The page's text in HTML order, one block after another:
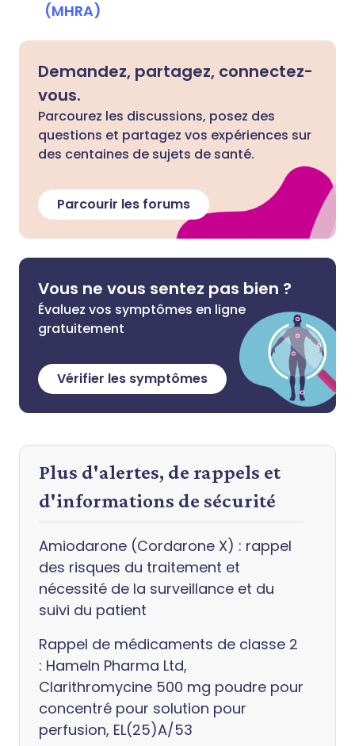
(MHRA)
Demandez, partagez, connectez-
vous.
Parcourez les discussions, posez des
questions et partagez vos expériences sur
des centaines de sujets de santé.
Parcourir les forums
Vous ne vous sentez pas bien ?
Évaluez vos symptômes en ligne
gratuitement
Vérifier les symptômes
Plus d'alertes, de rappels et
d'informations de sécurité
Amiodarone (Cordarone X) : rappel
des risques du traitement et
nécessité de la surveillance et du
suivi du patient
Rappel de médicaments de classe 2
: Hameln Pharma Ltd,
Clarithromycine 500 mg poudre pour
concentré pour solution pour
perfusion, EL(25)A/53